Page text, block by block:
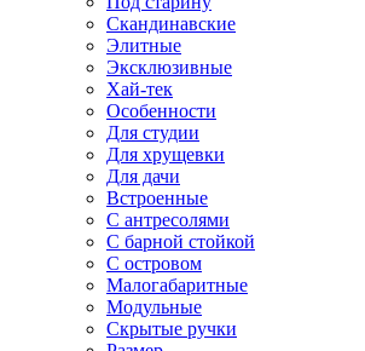
Скандинавские
Элитные
Эксклюзивные
Хай-тек
Особенности
Для студии
Для хрущевки
Для дачи
Встроенные
С антресолями
С барной стойкой
С островом
Малогабаритные
Модульные
Скрытые ручки